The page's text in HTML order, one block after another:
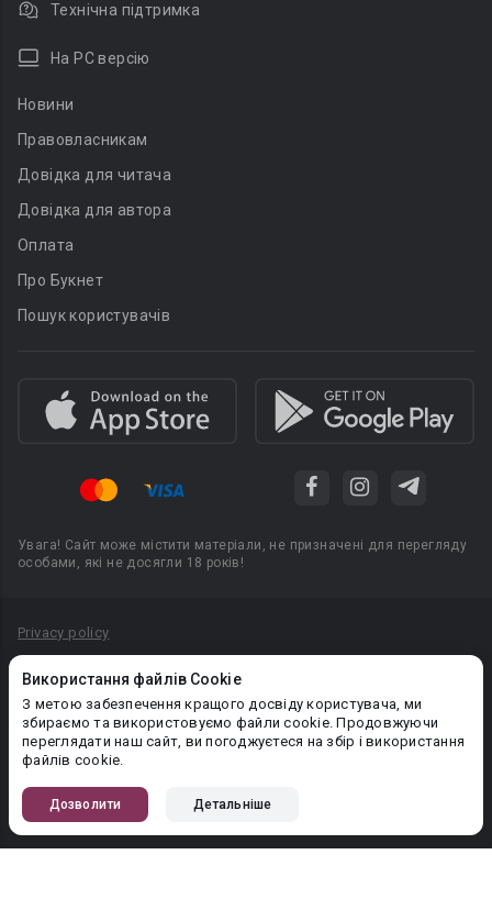
Використання файлів Cookie
З метою забезпечення кращого досвіду користувача, ми
збираємо та використовуємо файли cookie. Продовжуючи
переглядати наш сайт, ви погоджуєтеся на збір і використання
файлів cookie.
Дозволити Детальніше
Технічна підтримка
На PC версію
Новини
Правовласникам
Довідка для читача
Довідка для автора
Оплата
Про Букнет
Пошук користувачів
Увага! Сайт може містити матеріали, не призначені для перегляду
особами, які не досягли 18 років!
Privacy policy
Політика конфіденційності
Правила публікації авторського контенту
PR-вiддiл: pr@booknet.com
© 2026 Booknet. Всі права захищено.